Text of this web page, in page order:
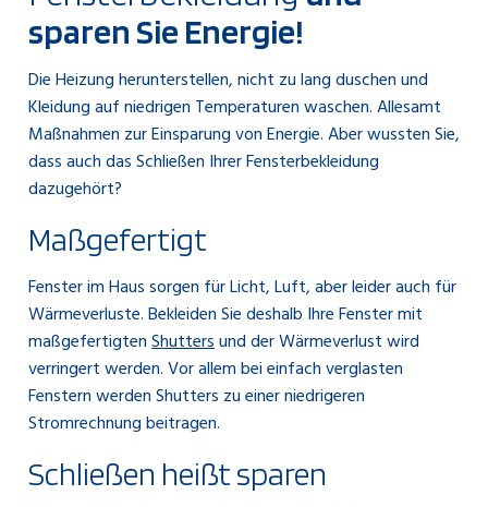
sparen Sie Energie!
Die Heizung herunterstellen, nicht zu lang duschen und
Kleidung auf niedrigen Temperaturen waschen. Allesamt
Maßnahmen zur Einsparung von Energie. Aber wussten Sie,
dass auch das Schließen Ihrer Fensterbekleidung
dazugehört?
Maßgefertigt
Fenster im Haus sorgen für Licht, Luft, aber leider auch für
Wärmeverluste. Bekleiden Sie deshalb Ihre Fenster mit
maßgefertigtenShuttersund der Wärmeverlust wird
verringert werden. Vor allem bei einfach verglasten
Fenstern werden Shutters zu einer niedrigeren
Stromrechnung beitragen.
Schließen heißt sparen